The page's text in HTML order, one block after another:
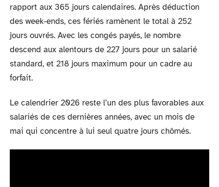
rapport aux 365 jours calendaires. Après déduction
des week-ends, ces fériés ramènent le total à 252
jours ouvrés. Avec les congés payés, le nombre
descend aux alentours de 227 jours pour un salarié
standard, et 218 jours maximum pour un cadre au
forfait.
Le calendrier 2026 reste l’un des plus favorables aux
salariés de ces dernières années, avec un mois de
mai qui concentre à lui seul quatre jours chômés.